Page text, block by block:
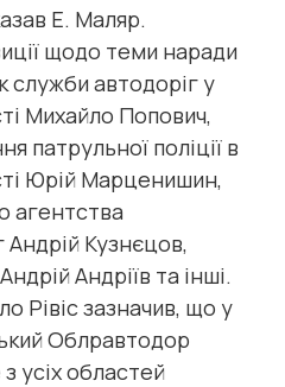
Е. Маляр.
щодо теми наради
служби автодоріг у
Михайло Попович,
патрульної поліції в
Юрій Марценишин,
агентства
Андрій Кузнєцов,
Андріїв та інші.
Рівіс зазначив, що у
Облравтодор
усіх областей